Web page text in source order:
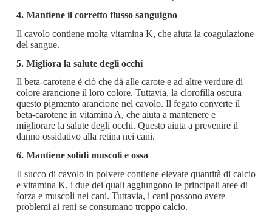
4. Mantiene il corretto flusso sanguigno
Il cavolo contiene molta vitamina K, che aiuta la coagulazione
del sangue.
5. Migliora la salute degli occhi
Il beta-carotene è ciò che dà alle carote e ad altre verdure di
colore arancione il loro colore. Tuttavia, la clorofilla oscura
questo pigmento arancione nel cavolo. Il fegato converte il
beta-carotene in vitamina A, che aiuta a mantenere e
migliorare la salute degli occhi. Questo aiuta a prevenire il
danno ossidativo alla retina nei cani.
6. Mantiene solidi muscoli e ossa
Il succo di cavolo in polvere contiene elevate quantità di calcio
e vitamina K, i due dei quali aggiungono le principali aree di
forza e muscoli nei cani. Tuttavia, i cani possono avere
problemi ai reni se consumano troppo calcio.